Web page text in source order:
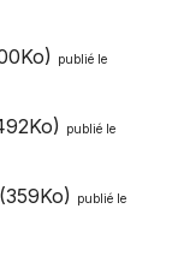
publié le
publié le
(359Ko) publié le